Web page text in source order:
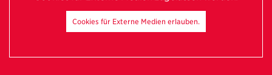
Cookies für Externe Medien erlauben.